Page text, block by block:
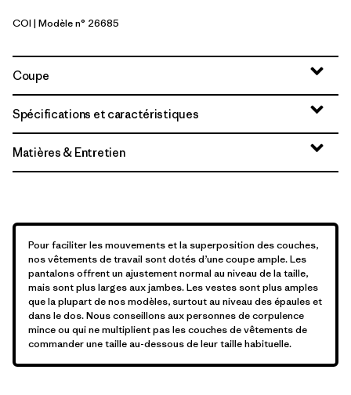
Coriander Brown
COI | Modèle n° 26685
Coupe
Spécifications et caractéristiques
Matières & Entretien
Pour faciliter les mouvements et la superposition des couches,
nos vêtements de travail sont dotés d’une coupe ample. Les
pantalons offrent un ajustement normal au niveau de la taille,
mais sont plus larges aux jambes. Les vestes sont plus amples
que la plupart de nos modèles, surtout au niveau des épaules et
dans le dos. Nous conseillons aux personnes de corpulence
mince ou qui ne multiplient pas les couches de vêtements de
commander une taille au-dessous de leur taille habituelle.